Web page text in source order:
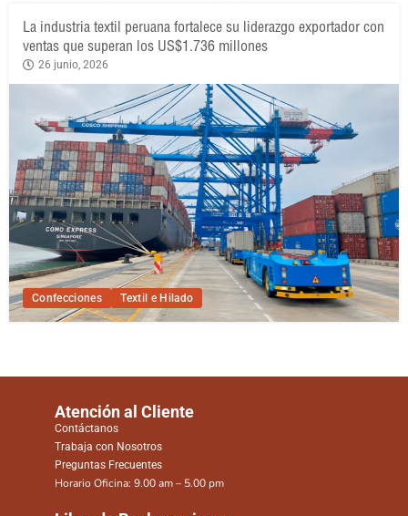
Confecciones Textil e Hilado
La industria textil peruana fortalece su liderazgo exportador con
ventas que superan los US$1.736 millones
26 junio, 2026
Atención al Cliente
Contáctanos
Trabaja con Nosotros
Preguntas Frecuentes
Horario Oficina: 9.00 am – 5.00 pm